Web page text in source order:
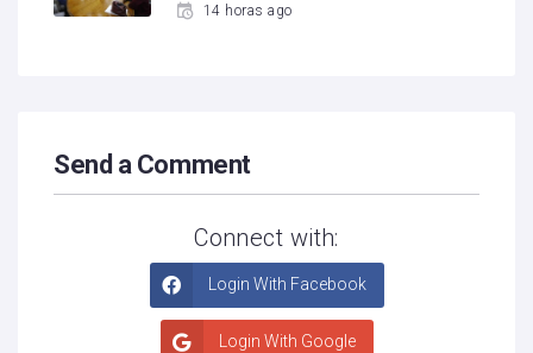
14 horas ago
Send a Comment
Connect with:
Login With Facebook
Login With Google